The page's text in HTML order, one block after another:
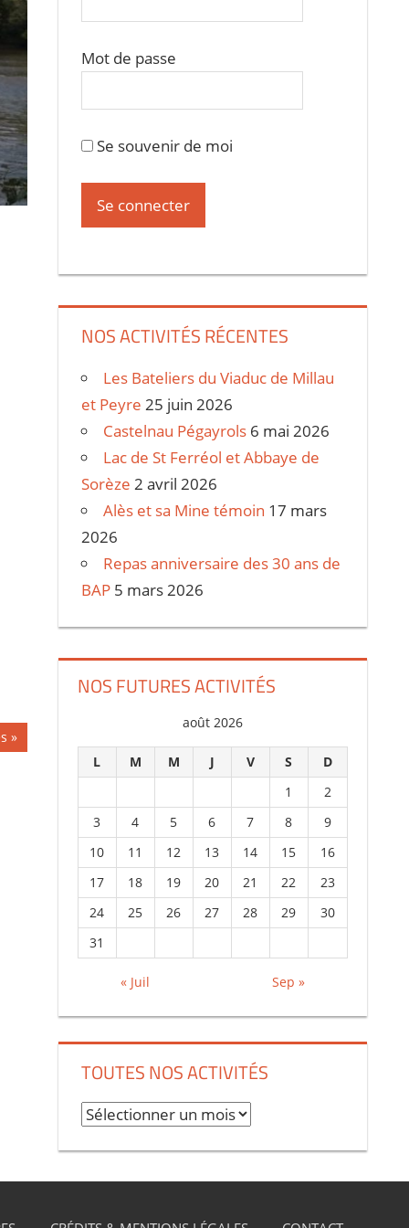
Mot de passe
Se souvenir de moi
NOS ACTIVITÉS RÉCENTES
Les Bateliers du Viaduc de Millau
et Peyre 25 juin 2026
Castelnau Pégayrols 6 mai 2026
Lac de St Ferréol et Abbaye de
Sorèze 2 avril 2026
Alès et sa Mine témoin 17 mars
2026
Repas anniversaire des 30 ans de
BAP 5 mars 2026
NOS FUTURES ACTIVITÉS
août 2026
L M M J V S
D
1
2
3
4 5 6 7 8
9
10
11 12 13 14 15
16
17
18 19 20 21 22
23
24
25 26 27 28 29
30
31
« Juil Sep »
TOUTES NOS ACTIVITÉS
T
e